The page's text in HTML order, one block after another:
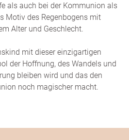
als auch bei der Kommunion als
Motiv des Regenbogens mit
Alter und Geschlecht.
mit dieser einzigartigen
der Hoffnung, des Wandels und
bleiben wird und das den
noch magischer macht.